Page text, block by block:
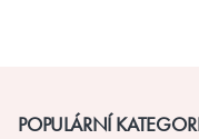
POPULÁRNÍ